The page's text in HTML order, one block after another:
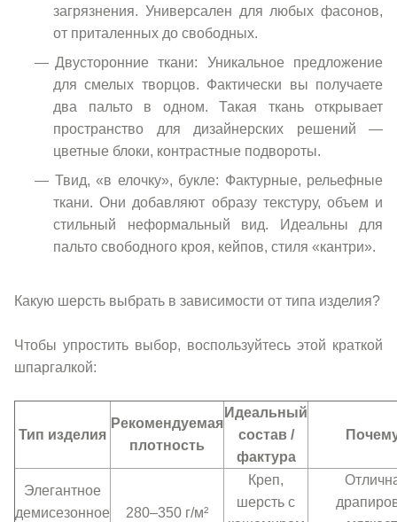
загрязнения. Универсален для любых фасонов,
от приталенных до свободных.
Двусторонние ткани: Уникальное предложение
для смелых творцов. Фактически вы получаете
два пальто в одном. Такая ткань открывает
пространство для дизайнерских решений —
цветные блоки, контрастные подвороты.
Твид, «в елочку», букле: Фактурные, рельефные
ткани. Они добавляют образу текстуру, объем и
стильный неформальный вид. Идеальны для
пальто свободного кроя, кейпов, стиля «кантри».
Какую шерсть выбрать в зависимости от типа изделия?
Чтобы упростить выбор, воспользуйтесь этой краткой
шпаргалкой:
Тип изделия
Рекомендуемая
плотность
Идеальный
состав /
фактура
Элегантное
демисезонное
280–350 г/м²
Креп,
шерсть с